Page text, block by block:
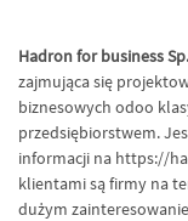
Hadron for business
zajmująca się
biznesowych odoo
przedsiębiorstwem.
informacji na https://
klientami są firmy na
dużym